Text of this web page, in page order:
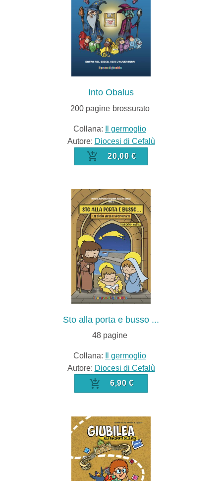
Into Obalus
200pagine brossurato
Collana:
Il germoglio
Autore: Diocesi di Cefalù
20,00 €
Sto alla porta e busso ...
48 pagine
Collana:
Il germoglio
Autore: Diocesi di Cefalù
6,90 €